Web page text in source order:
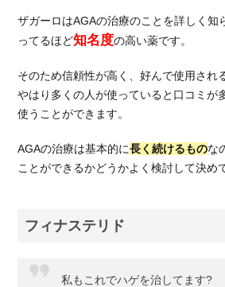
ザガーロはAGAの治療のことを詳しく知
ってるほど知名度の高い薬です。
そのため信頼性が高く、好んで使用され
やはり多くの人が使っていると口コミが
使うことができます。
AGAの治療は基本的に長く続けるものな
ことができるかどうかよく検討して決め
フィナステリド
私もこれでハゲを治してます?